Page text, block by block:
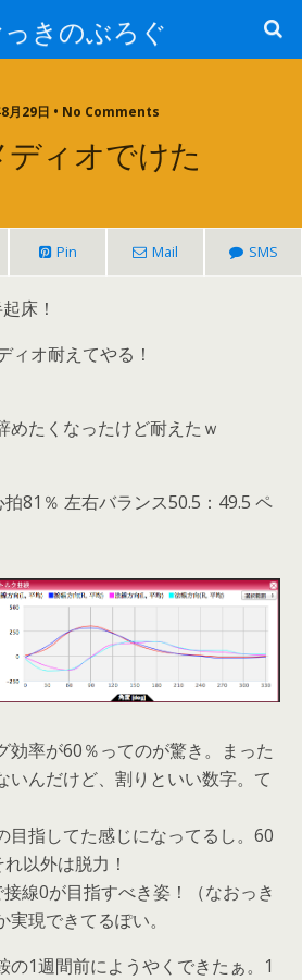
きのぶろぐ
月29日 • No Comments
ディオでけた
Pin Mail SMS
床！
ィオ耐えてやる！
めたくなったけど耐えたｗ
81％ 左右バランス50.5：49.5 ペ
効率が60％ってのが驚き。まった
いんだけど、割りといい数字。て
目指してた感じになってるし。60
以外は脱力！
線0が目指すべき姿！（なおっき
現できてるぽい。
の1週間前にようやくできたぁ。1